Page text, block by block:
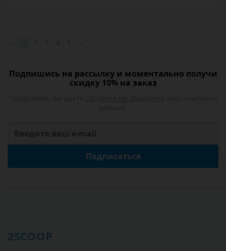
Подпишись на рассылку и моментально получи
скидку 10% на заказ
Подписаться
2SCOOP